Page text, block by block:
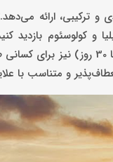
گشت‌وگذار در مادرید، بارسلونا و
و متناسب با